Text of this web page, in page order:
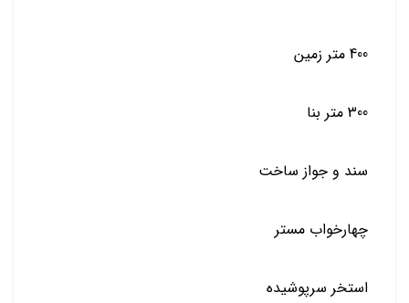
400 متر زمین
300 متر بنا
سند و جواز ساخت
چهارخواب مستر
استخر سرپوشیده